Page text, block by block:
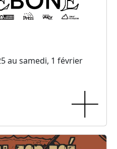
au samedi, 1 février